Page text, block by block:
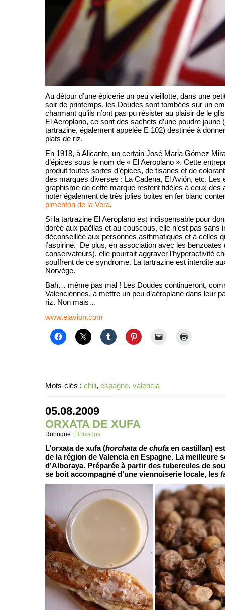
Au détour d’une épicerie un peu vieillotte, dans une
soir de printemps, les Doudes sont tombées sur un
charmant qu’ils n’ont pas pu résister au plaisir de le
El Aeroplano, ce sont des sachets d’une poudre jaune
tartrazine, également appelée E 102) destinée à
plats de riz.
En 1918, à Alicante, un certain José Maria Gómez
d’épices sous le nom de « El Aeroplano ». Cette
produit toutes sortes d’épices, de tisanes et de
des marques diverses : La Cadena, El Avión, etc. Les
graphisme de cette marque restent fidèles à ceux des
noter également de très jolies boites en fer blanc
pimentón de la Vera.
Si la tartrazine El Aeroplano est indispensable pour
dorée aux paëllas et au couscous, elle n’est pas sans
déconseillée aux personnes asthmatiques et à celles
l’aspirine. De plus, en association avec les benzoates
conservateurs), elle pourrait aggraver l’hyperactivité
souffrent de ce syndrome. La tartrazine est interdite
Norvège.
Bah… même pas mal ! Les Doudes continueront,
Valenciennes, à mettre un peu d’aéroplane dans leur
riz. Non mais…
www.elavion.com
Mots-clés : chili, espagne, valencia
05.08.2009
ORXATA DE XUFA
Rubrique : Boissons
L’orxata de xufa (horchata de chufa en castillan)
de la région de Valencia en Espagne. La meilleure
d’Alboraya. Préparée à partir des tubercules de
se boit accompagné d’une viennoiserie locale, les